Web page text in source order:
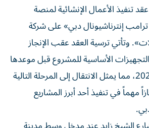
تنفيذ الأعمال الإنشائية لمنصة
إنترناشيونال دبي» على شركة
وتأتي ترسية العقد عقب الإنجاز
الأساسية للمشروع قبل موعدها
المقرر في سبتمبر 2026، مما يمثل الانتقال إلى المرحلة التالية
مهماً في تنفيذ أحد أبرز المشاريع